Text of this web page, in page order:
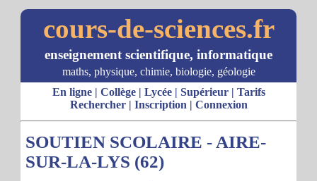
cours-de-sciences.fr
enseignement scientifique, informatique
maths, physique, chimie, biologie, géologie
En ligne| Collège| Lycée| Supérieur| Tarifs
Rechercher| Inscription | Connexion
SOUTIEN SCOLAIRE - AIRE-
SUR-LA-LYS (62)